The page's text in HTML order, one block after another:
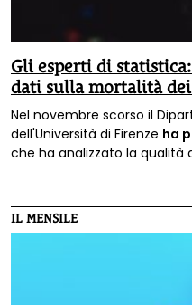
Gli esperti di
dati sulla mortalità
Nel novembre scorso il
dell'Università di Firenze ha
che ha analizzato la qualità
autori è emersa «una serie
consentono l’utilizzo dei
IL MENSILE